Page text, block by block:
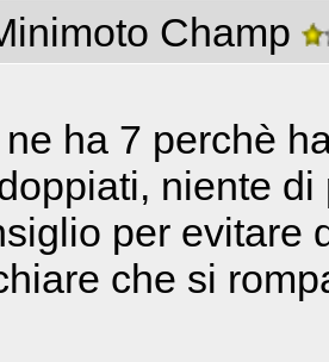
Champ
ha 7 perchè
niente
per evitare
che si